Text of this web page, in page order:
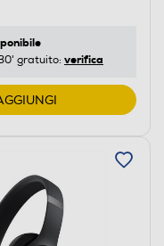
gratuito: verifica